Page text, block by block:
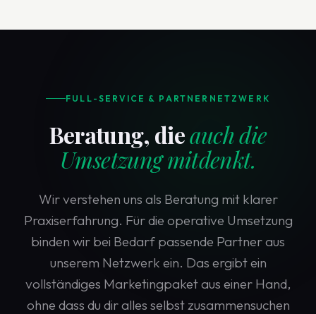
FULL-SERVICE & PARTNERNETZWERK
Beratung, dieauch die
Umsetzung mitdenkt.
Wir verstehen uns als Beratung mit klarer
Praxiserfahrung. Für die operative Umsetzung
binden wir bei Bedarf passende Partner aus
unserem Netzwerk ein. Das ergibt ein
vollständiges Marketingpaket aus einer Hand,
ohne dass du dir alles selbst zusammensuchen